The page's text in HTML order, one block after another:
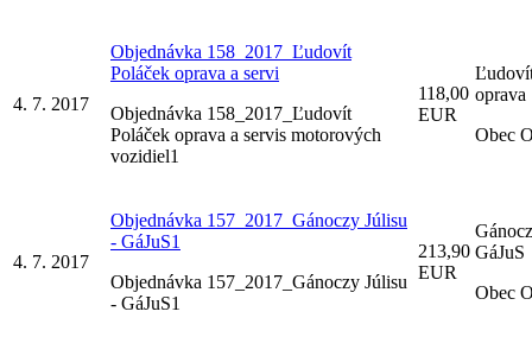
4. 7. 2017
Objednávka 158_2017_Ľudovít
Poláček oprava a servi
Objednávka 158_2017_Ľudovít
Poláček oprava a servis motorových
vozidiel1
118,00
EUR
oprava
Obec
4. 7. 2017
Objednávka 157_2017_Gánoczy Júlisu
- GáJuS1
Objednávka 157_2017_Gánoczy Júlisu
- GáJuS1
213,90
EUR
GáJuS
Obec